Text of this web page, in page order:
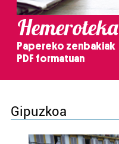
Hemeroteka
Papereko zenbakiak
PDF formatuan
Gipuzkoa